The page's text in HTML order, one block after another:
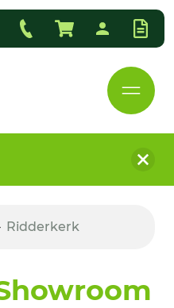
Ridderkerk